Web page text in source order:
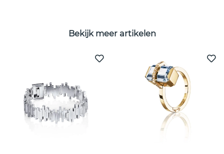
Bekijk meer artikelen